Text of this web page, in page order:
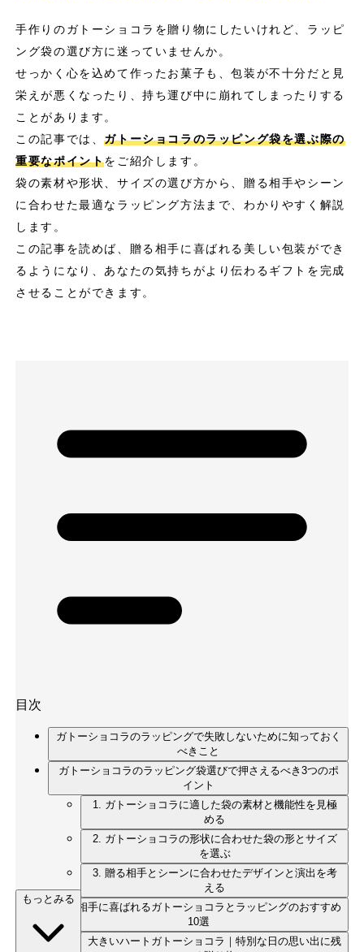
手作りのガトーショコラを贈り物にしたいけれど、ラッピ
ング袋の選び方に迷っていませんか。
せっかく心を込めて作ったお菓子も、包装が不十分だと見
栄えが悪くなったり、持ち運び中に崩れてしまったりする
ことがあります。
この記事では、ガトーショコラのラッピング袋を選ぶ際の
重要なポイントをご紹介します。
袋の素材や形状、サイズの選び方から、贈る相手やシーン
に合わせた最適なラッピング方法まで、わかりやすく解説
します。
この記事を読めば、贈る相手に喜ばれる美しい包装ができ
るようになり、あなたの気持ちがより伝わるギフトを完成
させることができます。
目次
ガトーショコラのラッピングで失敗しないために知っておく
べきこと
ガトーショコラのラッピング袋選びで押さえるべき3つのポ
イント
1. ガトーショコラに適した袋の素材と機能性を見極
める
2. ガトーショコラの形状に合わせた袋の形とサイズ
を選ぶ
3. 贈る相手とシーンに合わせたデザインと演出を考
える
贈る相手に喜ばれるガトーショコラとラッピングのおすすめ
10選
大きいハートガトーショコラ｜特別な日の思い出に残
もっとみる